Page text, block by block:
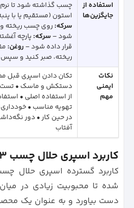
استفاده از
جایگزین‌ها
چسب گذاشته شود تا
استون (مستقیم یا با
سرکه: روی چسب ریخته و
شود – سرکه: پارچه
قرار داده شود –روغن:
ریخته، صبر کنید و سپس
نکات
ایمنی
مهم
تکان دادن اسپری قبل
دستکش و ماسک •
از استفاده اصلی •
تهویه مناسب •
در حین کار • دور
آفتاب
کاربرد اسپری حلال چسب ۱۲۳
کاربرد گسترده اسپری حلال
شده تا محبوبیت زیادی در
دست بیاورد و به عنوان یک